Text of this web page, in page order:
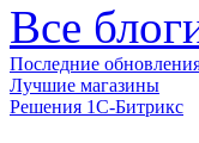
Все
Последние
Лучшие магазины
Решения 1С-Битрикс